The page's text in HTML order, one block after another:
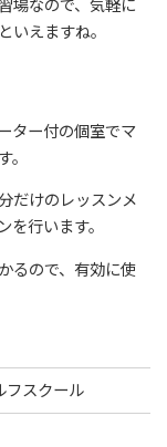
場なので、気軽に
いえますね。
ター付の個室でマ
。
だけのレッスンメ
行います。
るので、有効に使
フスクール